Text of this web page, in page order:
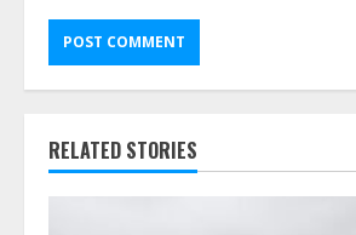
RELATED STORIES